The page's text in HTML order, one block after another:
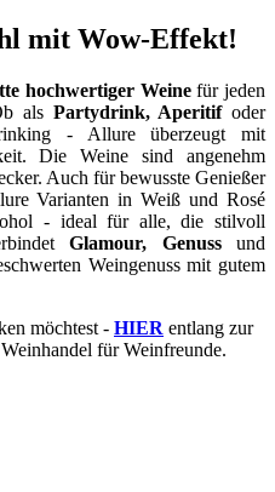
mit Wow-Effekt!
hochwertiger Weinefür jeden
als Partydrink, Aperitifoder
- Allure überzeugt mit
Die Weine sind angenehm
Auch für bewusste Genießer
Varianten in Weiß und Rosé
- ideal für alle, die stilvoll
Glamour, Genussund
Weingenuss mit gutem
möchtest - HIER entlang zur
für Weinfreunde.